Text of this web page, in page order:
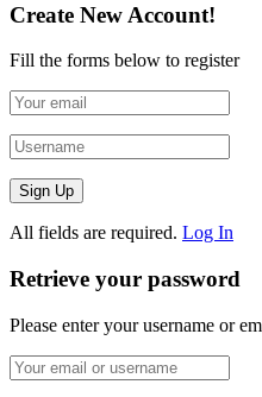
Create New Account!
Fill the forms below to register
All fields are required. Log In
Retrieve your password
Please enter your username or